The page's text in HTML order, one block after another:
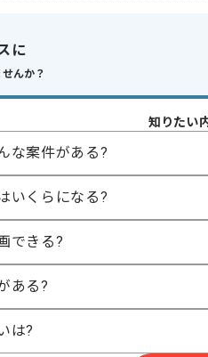
領域/システ
るスキル
ネジメント経験
件定義フェーズの経験
スキル
構築経験
に
んか？
知りたい
な案件がある?
いくらになる?
できる?
ある?
は?